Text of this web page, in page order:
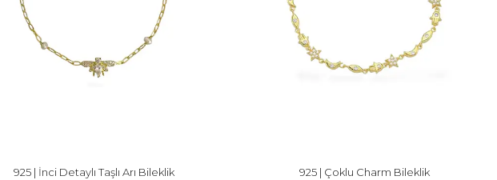
925 | İnci Detaylı Taşlı Arı Bileklik 925 | Çoklu Charm Bileklik